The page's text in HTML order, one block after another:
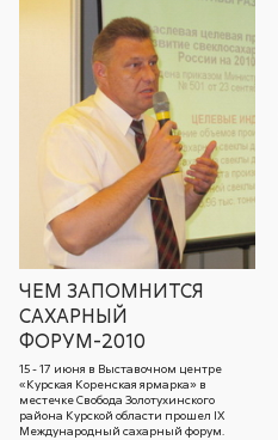
ЧЕМ ЗАПОМНИТСЯ
САХАРНЫЙ
ФОРУМ-2010
15 - 17 июня в Выставочном центре
«Курская Коренская ярмарка» в
местечке Свобода Золотухинского
района Курской области прошел IX
Международный сахарный форум.